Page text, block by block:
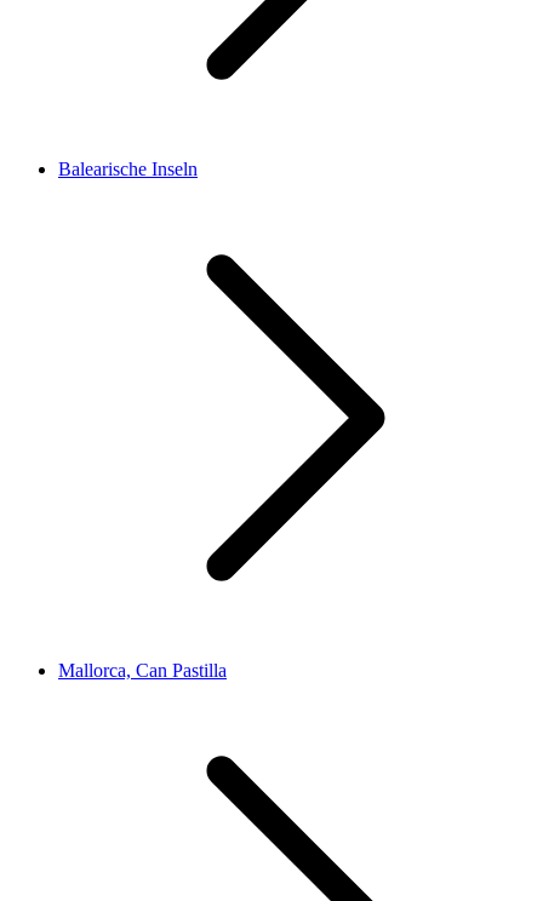
Balearische Inseln
Mallorca, Can Pastilla